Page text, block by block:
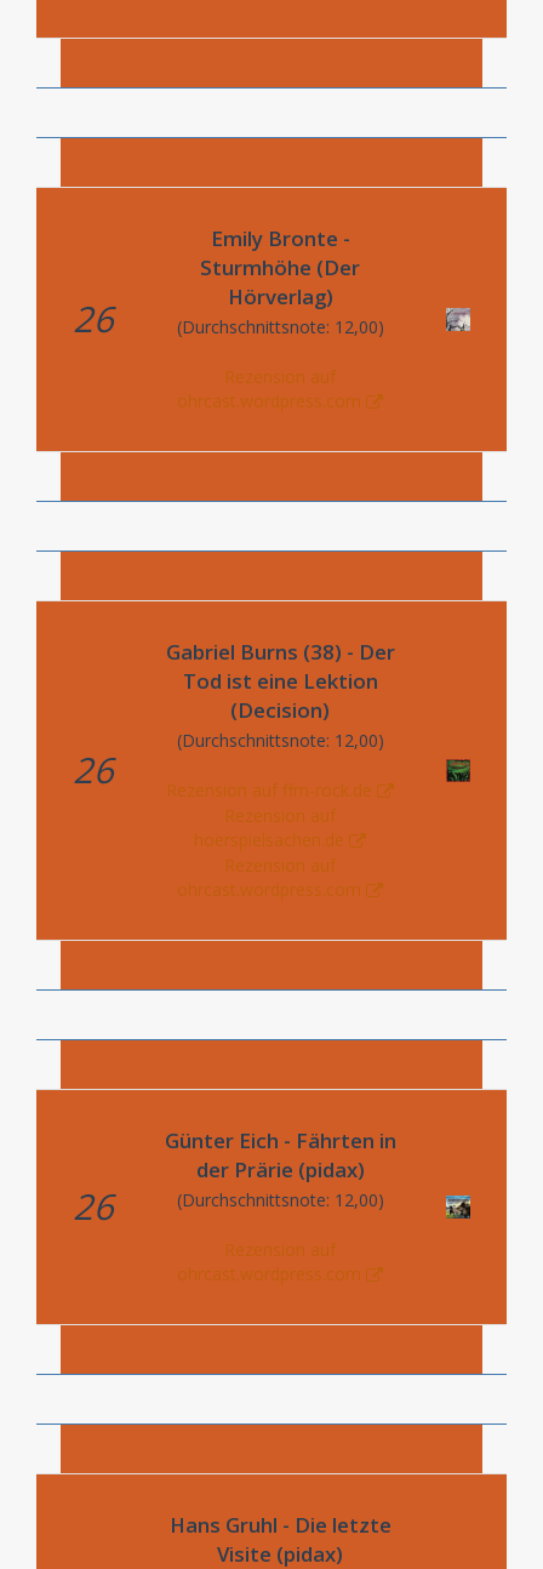
26
Emily Bronte -
Sturmhöhe (Der
Hörverlag)
(Durchschnittsnote: 12,00)
Rezension auf
ohrcast.wordpress.com
26
Gabriel Burns (38) - Der
Tod ist eine Lektion
(Decision)
(Durchschnittsnote: 12,00)
Rezension auf ffm-rock.de
Rezension auf
hoerspielsachen.de
Rezension auf
ohrcast.wordpress.com
26
Günter Eich - Fährten in
der Prärie (pidax)
(Durchschnittsnote: 12,00)
Rezension auf
ohrcast.wordpress.com
Hans Gruhl - Die letzte
Visite (pidax)